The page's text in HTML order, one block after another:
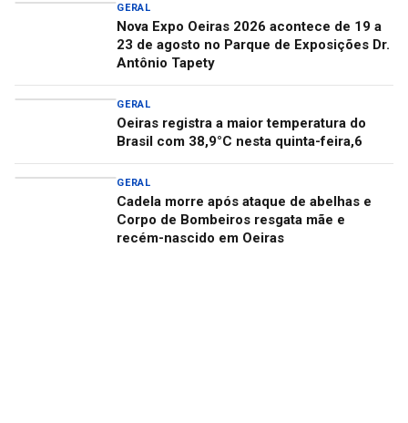
GERAL
Nova Expo Oeiras 2026 acontece de 19 a
23 de agosto no Parque de Exposições Dr.
Antônio Tapety
GERAL
Oeiras registra a maior temperatura do
Brasil com 38,9°C nesta quinta-feira,6
GERAL
Cadela morre após ataque de abelhas e
Corpo de Bombeiros resgata mãe e
recém-nascido em Oeiras